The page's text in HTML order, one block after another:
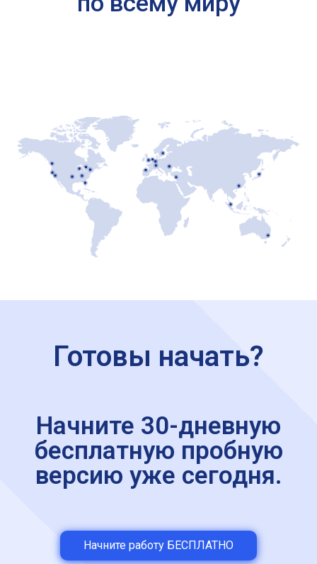
Готовы начать?
Начните 30-дневную
бесплатную пробную
версию уже сегодня.
Начните работу БЕСПЛАТНО